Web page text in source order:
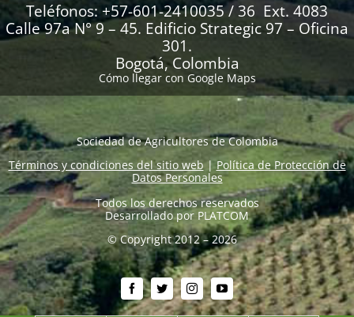
Teléfonos: +57-601-2410035 / 36 Ext. 4083
Calle 97a N° 9 – 45. Edificio Strategic 97 – Oficina
301.
Bogotá, Colombia
Cómo llegar con Google Maps
Sociedad de Agricultores de Colombia
Términos y condiciones del sitio web|Política de Protección de
Datos Personales
Todos los derechos reservados
Desarrollado por PLATCOM
© Copyright 2012 – 2026